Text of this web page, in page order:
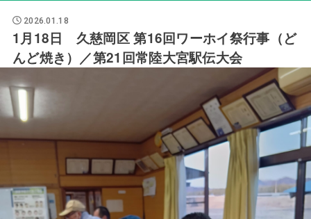
2026.01.18
1月18日 久慈岡区 第16回ワーホイ祭行事（ど
んど焼き）／第21回常陸大宮駅伝大会